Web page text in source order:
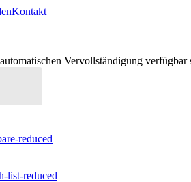
Kontakt
Vervollständigung